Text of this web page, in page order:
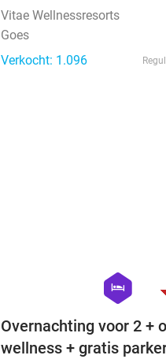
Vitae Wellnessresorts
Goes
Verkocht: 1.096
hexagon
hotel
Overnachting voor 2 +
wellness + gratis